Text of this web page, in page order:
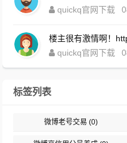
quickq官网下载
楼主很有激情啊！
quickq官网下载
标签列表
微博老号交易 (0)